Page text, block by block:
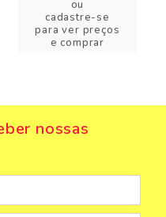
ou
cadastre-se
para ver preços
e comprar
nossas